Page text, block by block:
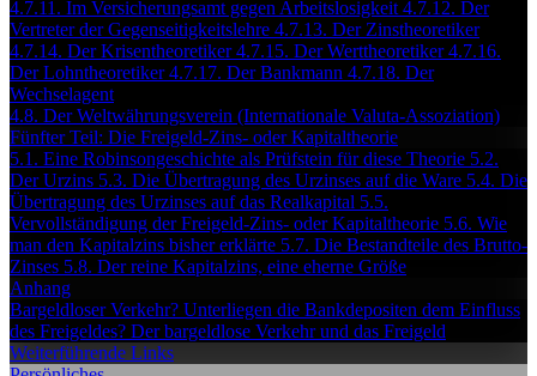
4.7.11. Im Versicherungsamt gegen Arbeitslosigkeit 4.7.12. Der
Vertreter der Gegenseitigkeitslehre 4.7.13. Der Zinstheoretiker
4.7.14. Der Krisentheoretiker4.7.15. Der Werttheoretiker4.7.16.
Der Lohntheoretiker4.7.17. Der Bankmann 4.7.18. Der
Wechselagent
4.8. Der Weltwährungsverein (Internationale Valuta-Assoziation)
Fünfter Teil: Die Freigeld-Zins- oder Kapitaltheorie
5.1. Eine Robinsongeschichte als Prüfstein für diese Theorie 5.2.
Der Urzins 5.3. Die Übertragung des Urzinses auf die Ware 5.4. Die
Übertragung des Urzinses auf das Realkapital 5.5.
Vervollständigung der Freigeld-Zins- oder Kapitaltheorie 5.6. Wie
man den Kapitalzins bisher erklärte 5.7. Die Bestandteile des Brutto-
Zinses 5.8. Der reine Kapitalzins, eine eherne Größe
Anhang
Bargeldloser Verkehr? Unterliegen die Bankdepositen dem Einfluss
des Freigeldes? Der bargeldlose Verkehr und das Freigeld
Weiterführende Links